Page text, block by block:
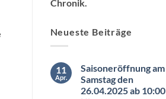
Chronik.
Neueste Beiträge
11
Apr.
Saisoneröffnung am
Samstag den
26.04.2025 ab 10:00